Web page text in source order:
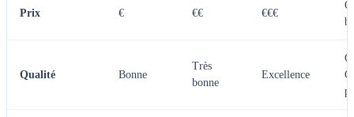
Prix € €€ €€€
Qualité Bonne
Très
bonne
Excellence